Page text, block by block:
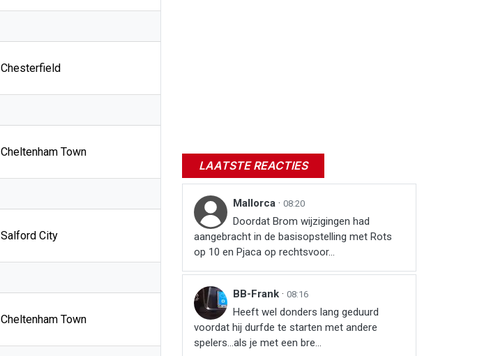
Chesterfield
Cheltenham Town
Salford City
Cheltenham Town
LAATSTE REACTIES
Mallorca · 08:20
Doordat Brom wijzigingen had
aangebracht in de basisopstelling met Rots
op 10 en Pjaca op rechtsvoor...
BB-Frank · 08:16
Heeft wel donders lang geduurd
voordat hij durfde te starten met andere
spelers...als je met een bre...